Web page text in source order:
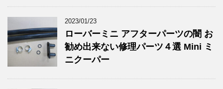
2023/01/23
ローバーミニ アフターパーツの闇 お
勧め出来ない修理パーツ４選 Mini ミ
ニクーパー